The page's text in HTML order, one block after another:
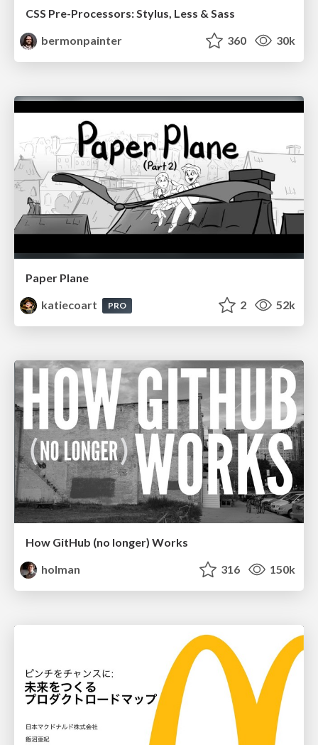
CSS Pre-Processors: Stylus, Less & Sass
bermonpainter
360 30k
Paper Plane
katiecoart
PRO 2 52k
How GitHub (no longer) Works
holman
316 150k